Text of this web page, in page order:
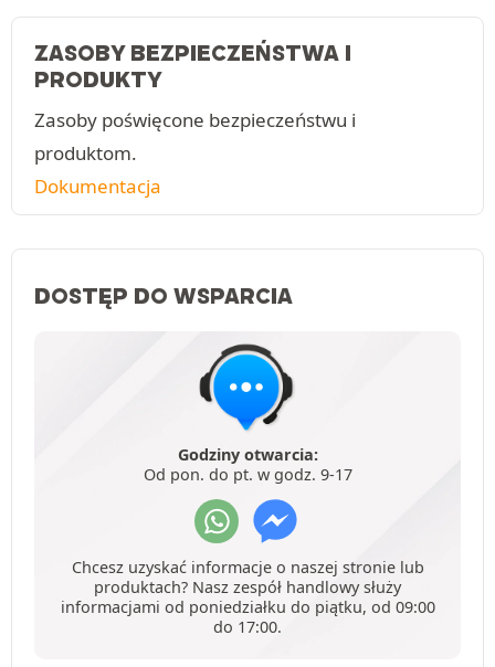
ZASOBY BEZPIECZEŃSTWA I
PRODUKTY
Zasoby poświęcone bezpieczeństwu i
produktom.
Dokumentacja
DOSTĘP DO WSPARCIA
Godziny otwarcia:
Od pon. do pt. w godz. 9-17
Chcesz uzyskać informacje o naszej stronie lub
produktach? Nasz zespół handlowy służy
informacjami od poniedziałku do piątku, od 09:00
do 17:00.